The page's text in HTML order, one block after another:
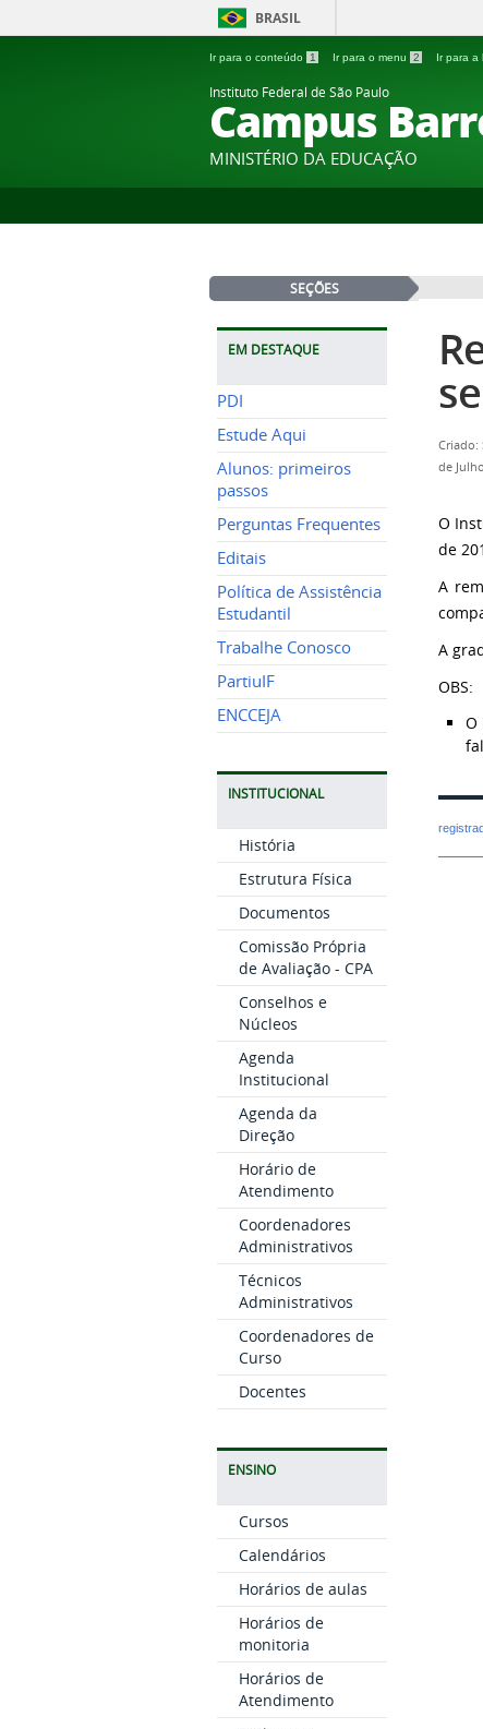
BRASIL
Ir para o conteúdo 1 Ir para o menu 2 Ir para a
Instituto Federal de São Paulo
Campus
MINISTÉRIO DA EDUCAÇÃO
SEÇÕES
EM DESTAQUE
PDI
Estude Aqui
Alunos: primeiros
passos
Perguntas Frequentes
Editais
Política de Assistência
Estudantil
Trabalhe Conosco
PartiuIF
ENCCEJA
INSTITUCIONAL
História
Estrutura Física
Documentos
Comissão Própria
de Avaliação - CPA
Conselhos e
Núcleos
Agenda
Institucional
Agenda da
Direção
Horário de
Atendimento
Coordenadores
Administrativos
Técnicos
Administrativos
Coordenadores de
Curso
Docentes
ENSINO
Cursos
Calendários
Horários de aulas
Horários de
monitoria
Horários de
Atendimento
Criado:
de
O
de
A
A
OBS:
O